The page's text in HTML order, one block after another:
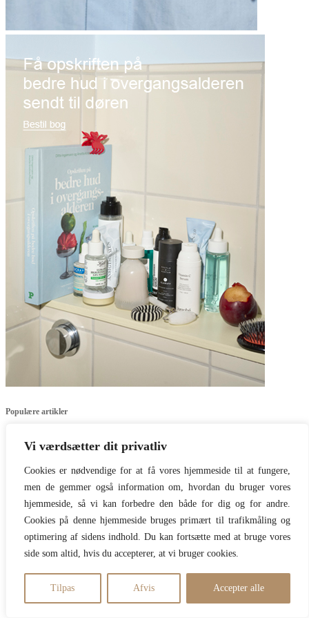
Vi værdsætter dit privatliv
Cookies er nødvendige for at få vores hjemmeside til at fungere,
men de gemmer også information om, hvordan du bruger vores
hjemmeside, så vi kan forbedre den både for dig og for andre.
Cookies på denne hjemmeside bruges primært til trafikmåling og
optimering af sidens indhold. Du kan fortsætte med at bruge vores
side som altid, hvis du accepterer, at vi bruger cookies.
Tilpas Afvis Accepter alle
Populære artikler
Mine anbefalinger på budget
20 comments
Hudlæge: Du kan drikke dig til fugtmæt hud 12 comments
Hudlæger advarer: Smør ikke bare en masse olie i ansigtet
comments
Bivirkninger så indgribende, at du skal kende dem på forhånd
comments
Copyright Beautyspace // Design TadaahGrafisk 28708577